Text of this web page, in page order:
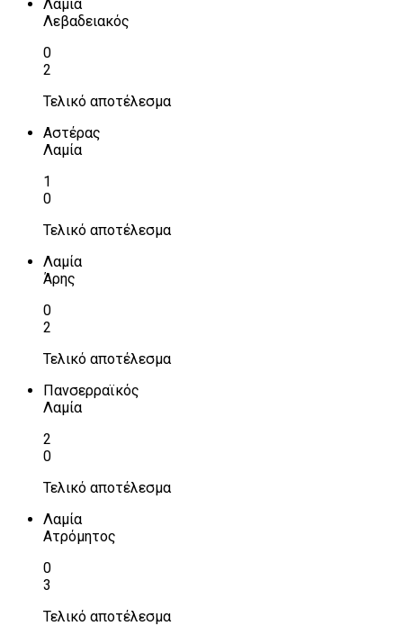
Λαμία
Λεβαδειακός
0
2
Τελικό αποτέλεσμα
Αστέρας
Λαμία
1
0
Τελικό αποτέλεσμα
Λαμία
Άρης
0
2
Τελικό αποτέλεσμα
Πανσερραϊκός
Λαμία
2
0
Τελικό αποτέλεσμα
Λαμία
Ατρόμητος
0
3
Τελικό αποτέλεσμα